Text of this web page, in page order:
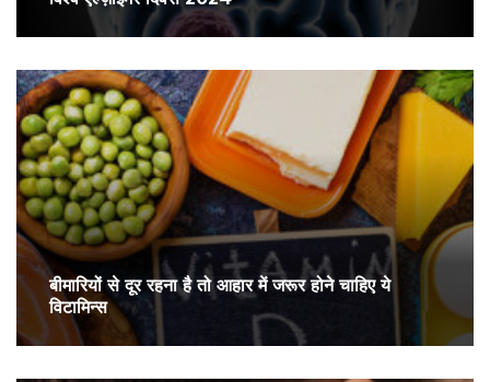
बीमारियों से दूर रहना है तो आहार में जरूर होने चाहिए ये
विटामिन्स